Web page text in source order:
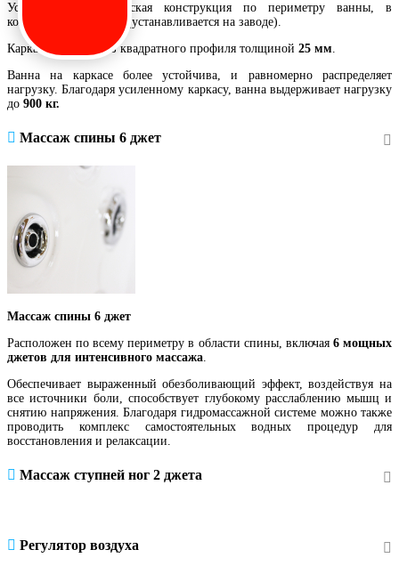
Усиленная металлическая конструкция по периметру ванны, в
комплекте с ножками (устанавливается на заводе).
Каркас выполнен из квадратного профиля толщиной 25 мм.
Ванна на каркасе более устойчива, и равномерно распределяет
нагрузку. Благодаря усиленному каркасу, ванна выдерживает нагрузку
до 900 кг.
Массаж спины 6 джет
Массаж спины 6 джет
Расположен по всему периметру в области спины, включая 6 мощных
джетов для интенсивного массажа
Обеспечивает выраженный обезболивающий эффект, воздействуя на
все источники боли, способствует глубокому расслаблению мышц и
снятию напряжения. Благодаря гидромассажной системе можно также
проводить комплекс самостоятельных водных процедур для
восстановления и релаксации.
Массаж ступней ног 2 джета
Регулятор воздуха